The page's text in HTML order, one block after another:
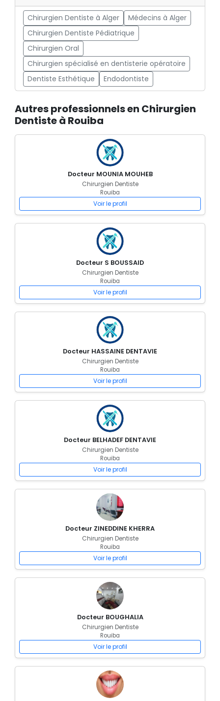
Chirurgien Dentiste à Alger
Médecins à Alger
Chirurgien Dentiste Pédiatrique
Chirurgien Oral
Chirurgien spécialisé en dentisterie opératoire
Dentiste Esthétique
Endodontiste
Autres professionnels en Chirurgien
Dentiste à Rouiba
Docteur MOUNIA MOUHEB
Chirurgien Dentiste
Rouiba
Voir le profil
Docteur S BOUSSAID
Chirurgien Dentiste
Rouiba
Voir le profil
Docteur HASSAINE DENTAVIE
Chirurgien Dentiste
Rouiba
Voir le profil
Docteur BELHADEF DENTAVIE
Chirurgien Dentiste
Rouiba
Voir le profil
Docteur ZINEDDINE KHERRA
Chirurgien Dentiste
Rouiba
Voir le profil
Docteur BOUGHALIA
Chirurgien Dentiste
Rouiba
Voir le profil